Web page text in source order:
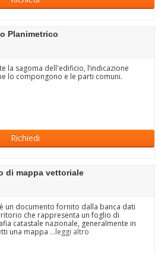
Planimetrico
la sagoma dell'edificio, l’indicazione
lo compongono e le parti comuni.
Richiedi
di mappa vettoriale
un documento fornito dalla banca dati
che rappresenta un foglio di
catastale nazionale, generalmente in
una mappa ...leggi altro